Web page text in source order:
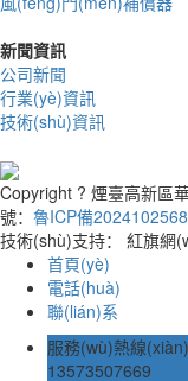
新聞資訊
公司新聞
行業(yè)資訊
技術(shù)資訊
Copyright ? 煙臺高新區
號： 魯ICP備
技術(shù)支持： 紅旗網
首頁(yè)
電話(huà)
聯(lián)系
服務(wù)熱線(xiàn)
13573507669